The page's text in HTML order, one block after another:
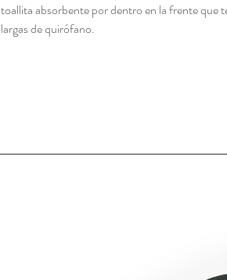
toallita absorbente por dentro en la frente que
largas de quirófano.